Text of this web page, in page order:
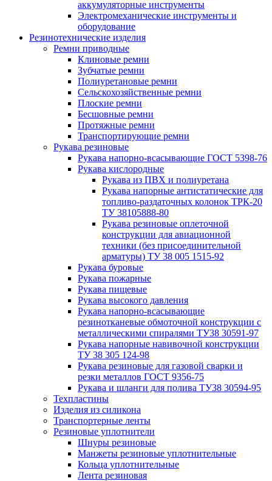
аккумуляторные инструменты
Электромеханические инструменты и
оборудование
Резинотехнические изделия
Ремни приводные
Клиновые ремни
Зубчатые ремни
Полиуретановые ремни
Сельскохозяйственные ремни
Плоские ремни
Бесшовные ремни
Протяжные ремни
Транспортирующие ремни
Рукава резиновые
Рукава напорно-всасывающие ГОСТ 5398-76
Рукава кислородные
Рукава из ПВХ и полиуретана
Рукава напорные антистатические для
топливо-раздаточных колонок ТРК-20
ТУ 38105888-80
Рукава резиновые оплеточной
конструкции для авиационной
техники (без присоединительной
арматуры) ТУ 38 005 1515-92
Рукава буровые
Рукава пожарные
Рукава пищевые
Рукава высокого давления
Рукава напорно-всасывающие
резинотканевые обмоточной конструкции с
металлическими спиралями ТУ38 30591-97
Рукава напорные навивочной конструкции
ТУ 38 305 124-98
Рукава резиновые для газовой сварки и
резки металлов ГОСТ 9356-75
Рукава и шланги для полива ТУ38 30594-95
Техпластины
Изделия из силикона
Транспортерные ленты
Резиновые уплотнители
Шнуры резиновые
Манжеты резиновые уплотнительные
Кольца уплотнительные
Лента резиновая